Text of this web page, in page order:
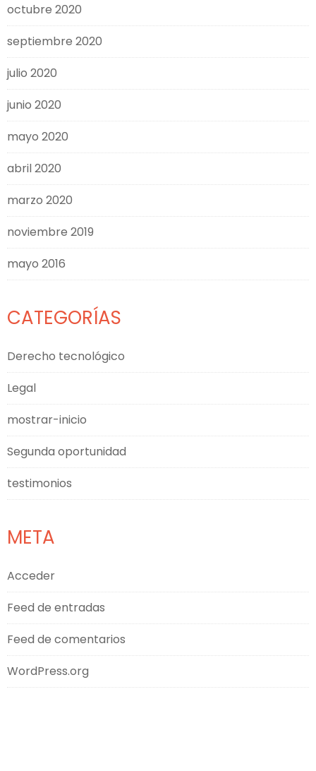
octubre 2020
septiembre 2020
julio 2020
junio 2020
mayo 2020
abril 2020
marzo 2020
noviembre 2019
mayo 2016
CATEGORÍAS
Derecho tecnológico
Legal
mostrar-inicio
Segunda oportunidad
testimonios
META
Acceder
Feed de entradas
Feed de comentarios
WordPress.org